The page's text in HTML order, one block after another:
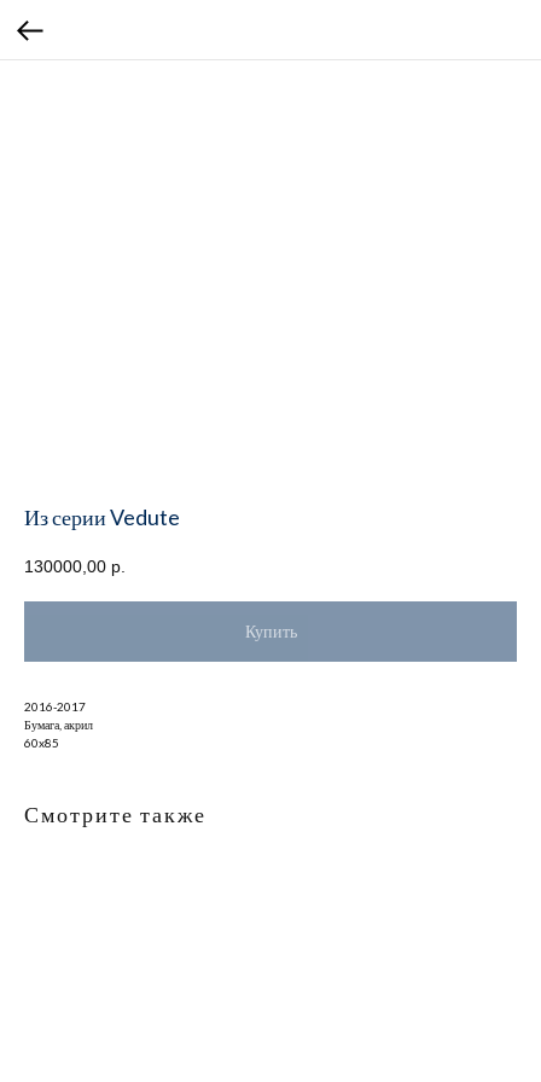
Из серии Vedute
130000,00 р.
Купить
2016-2017
Бумага, акрил
60x85
Смотрите также